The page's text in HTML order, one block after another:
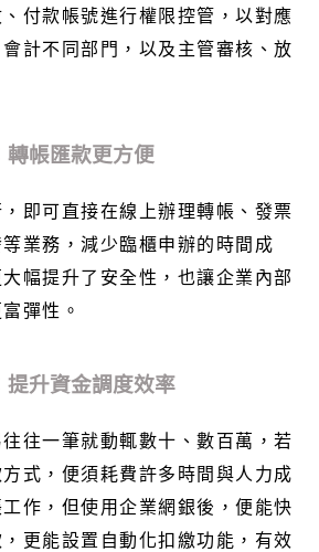
付款帳號進行權限控管，以對應
計不同部門，以及主管審核、放
轉帳匯款更方便
即可直接在線上辦理轉帳、發票
業務，減少臨櫃申辦的時間成
幅提升了安全性，也讓企業內部
彈性。
提升資金調度效率
往一筆就動輒數十、數百萬，若
式，便須耗費許多時間與人力成
作，但使用企業網銀後，便能快
更能設置自動化扣繳功能，有效